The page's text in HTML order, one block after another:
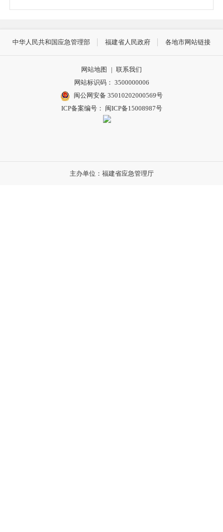
中华人民共和国应急管理部 福建省人民政府 各地市网站链接
网站地图 | 联系我们
网站标识码： 3500000006
闽公网安备 35010202000569号
ICP备案编号： 闽ICP备15008987号
主办单位：福建省应急管理厅